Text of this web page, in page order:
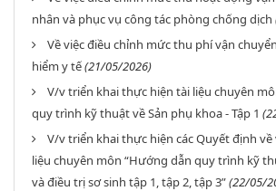
nhân và phục vụ công tác phòng chống dịch
Về việc điều chỉnh mức thu phí vận
hiểm y tế(21/05/2026)
V/v triển khai thực hiện tài liệu chuyên
quy trình kỹ thuật về Sản phụ khoa - Tập 1
V/v triển khai thực hiện các Quyết định
liệu chuyên môn “Hướng dẫn quy trình kỹ
và điều trị sơ sinh tập 1, tập 2, tập 3”(22/05/